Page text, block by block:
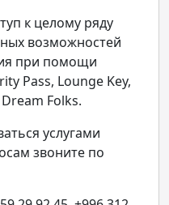
к целому ряду
возможностей
при помощи
Pass, Lounge Key,
Folks.
услугами
звоните по